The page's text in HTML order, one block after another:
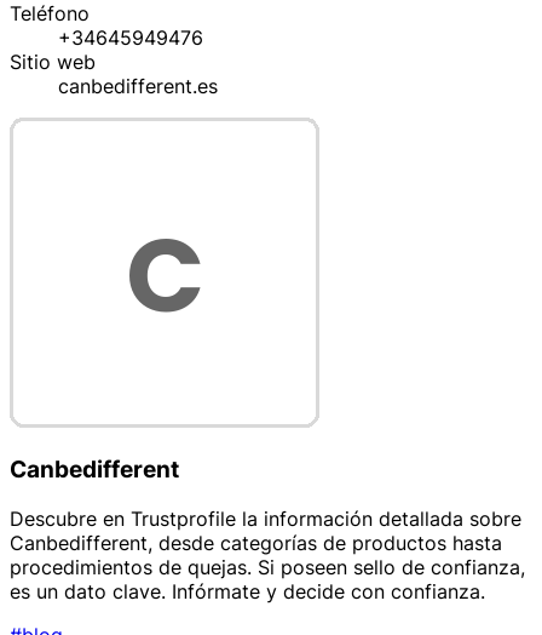
Teléfono
+34645949476
Sitio web
canbedifferent.es
Canbedifferent
Descubre en Trustprofile la información detallada sobre
Canbedifferent, desde categorías de productos hasta
procedimientos de quejas. Si poseen sello de confianza,
es un dato clave. Infórmate y decide con confianza.